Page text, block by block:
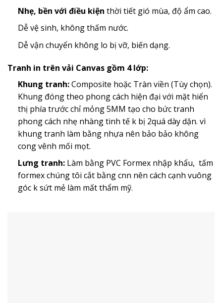
Nhẹ, bền với điều kiện thời tiết gió mùa, độ ẩm cao.
Dễ vệ sinh, không thấm nước.
Dễ vận chuyển không lo bị vỡ, biến dạng.
Tranh in trên vải Canvas gồm 4 lớp:
Khung tranh:Composite hoặc Tràn viền (Tùy chọn).
Khung đóng theo phong cách hiện đại với mặt hiển
thị phía trước chỉ mỏng 5MM tạo cho bức tranh
phong cách nhẹ nhàng tinh tế k bị 2quá dày dặn. vì
khung tranh làm bằng nhựa nên bảo bảo không
cong vênh mối mọt.
Lưng tranh:Làm bằng PVC Formex nhập khẩu, tấm
formex chúng tôi cắt bằng cnn nên cách cạnh vuông
góc k sứt mẻ làm mất thẩm mỹ.